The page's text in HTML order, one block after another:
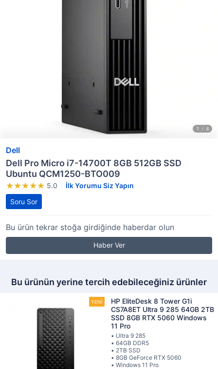
Dell
Dell Pro Micro i7-14700T 8GB 512GB SSD
Ubuntu QCM1250-BTO009
5.0
İlk Yorumu Siz Yapın
Soru Sor
Bu ürün tekrar stoğa girdiğinde haberdar olun
Haber Ver
Bu ürünün yerine tercih edebileceğiniz ürünler
HP EliteDesk 8 Tower G1i
CS7A8ET Ultra 9 285 64GB 2TB
SSD 8GB RTX 5060 Windows
11 Pro
• Ultra 9 285
• 64GB DDR5
• 2TB SSD
• 8GB GeForce RTX 5060
• Windows 11 Pro